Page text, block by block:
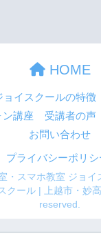
HOME
ョイスクールの特徴
ン講座
受講者の声
お問い合わせ
プライバシーポリシ
・スマホ教室 ジョイ
クール | 上越市・妙
reserved.